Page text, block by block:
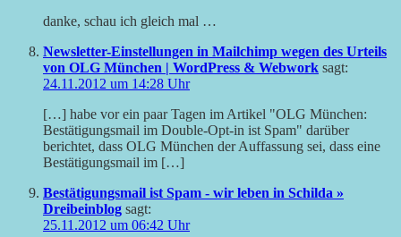
danke, schau ich gleich mal …
Newsletter-Einstellungen in Mailchimp wegen des Urteils
von OLG München | WordPress & Webwork sagt:
24.11.2012 um 14:28 Uhr
[…] habe vor ein paar Tagen im Artikel "OLG München:
Bestätigungsmail im Double-Opt-in ist Spam" darüber
berichtet, dass OLG München der Auffassung sei, dass eine
Bestätigungsmail im […]
Bestätigungsmail ist Spam - wir leben in Schilda »
Dreibeinblog sagt:
25.11.2012 um 06:42 Uhr